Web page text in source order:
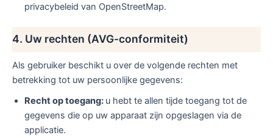
privacybeleid van OpenStreetMap.
4. Uw rechten (AVG-conformiteit)
Als gebruiker beschikt u over de volgende rechten met
betrekking tot uw persoonlijke gegevens:
Recht op toegang: u hebt te allen tijde toegang tot de
gegevens die op uw apparaat zijn opgeslagen via de
applicatie.